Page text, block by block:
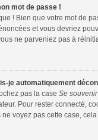
mot de passe !
! Bien que votre mot de
et vous devriez
ne parveniez pas à
je automatiquement
pas la case Se
Pour rester connecté,
ne voyez pas cette case,